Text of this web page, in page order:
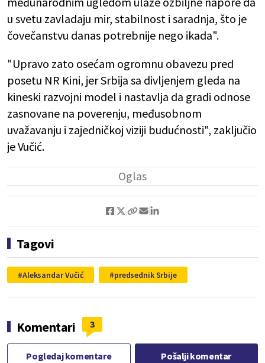
u svetu zavladaju mir, stabilnost i saradnja, što je
čovečanstvu danas potrebnije nego ikada".
"Upravo zato osećam ogromnu obavezu pred
posetu NR Kini, jer Srbija sa divljenjem gleda na
kineski razvojni model i nastavlja da gradi odnose
zasnovane na poverenju, međusobnom
uvažavanju i zajedničkoj viziji budućnosti", zaključio
je Vučić.
Tagovi
Aleksandar Vučić predsednik Srbije
Komentari 3
Pogledaj komentare Pošalji komentar